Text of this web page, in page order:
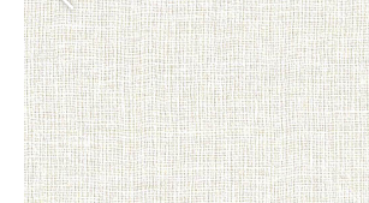
サステナブル商品
ノンワックス床タイル
壁紙機能性ガイド
ホテル・オフィス・店舗
モデルハウス
新築戸建・マンション
#リリカラのある暮らし
ショールーム
ショールーム トップ
東京ショールーム
大阪ショールーム
お客様サポート